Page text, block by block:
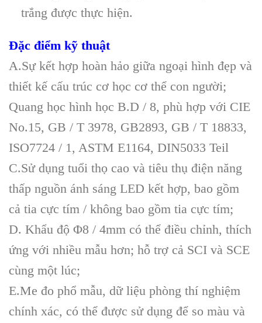
trắng được thực hiện.
Đặc điểm kỹ thuật
A.Sự kết hợp hoàn hảo giữa ngoại hình đẹp và
thiết kế cấu trúc cơ học cơ thể con người;
Quang học hình học B.D / 8, phù hợp với CIE
No.15, GB / T 3978, GB2893, GB / T 18833,
ISO7724 / 1, ASTM E1164, DIN5033 Teil
C.Sử dụng tuổi thọ cao và tiêu thụ điện năng
thấp nguồn ánh sáng LED kết hợp, bao gồm
cả tia cực tím / không bao gồm tia cực tím;
D. Khẩu độ Φ8 / 4mm có thể điều chỉnh, thích
ứng với nhiều mẫu hơn; hỗ trợ cả SCI và SCE
cùng một lúc;
E.Me đo phổ mẫu, dữ liệu phòng thí nghiệm
chính xác, có thể được sử dụng để so màu và